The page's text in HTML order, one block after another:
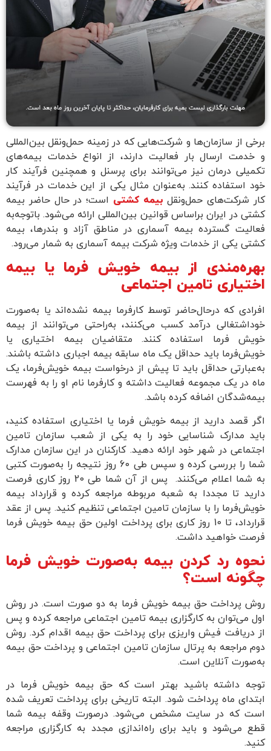
برخی از سازمان‌ها و شرکت‌هایی که در زمینه حمل‌ونقل بین‌المللی
و خدمت ارسال بار فعالیت دارند، از انواع خدمات بیمه‌های
تکمیلی درمان نیز می‌توانند برای پرسنل و همچنین فرآیند کار
خود استفاده کنند. به‌عنوان مثال یکی از این خدمات در فرآیند
کار شرکت‌های حمل‌و‌نقل بیمه کشتی است؛ در حال حاضر بیمه
کشتی در ایران براساس قوانین بین‌المللی ارائه می‌شود. با‌توجه‌به
فعالیت گسترده بیمه آسماری در مناطق آزاد و بندرها، بیمه
کشتی یکی از خدمات ویژه شرکت بیمه آسماری به شمار می‌رود.
بهره‌مندی از بیمه خویش فرما یا بیمه
اختیاری تامین اجتماعی
افرادی که درحال‌حاضر توسط کارفرما بیمه نشده‌اند یا به‌صورت
خوداشتغالی درآمد کسب می‌کنند، به‌راحتی می‌توانند از بیمه
خویش فرما استفاده کنند. متقاضیان بیمه اختیاری یا
خویش‌فرما باید حداقل یک ماه سابقه بیمه اجباری داشته باشند.
به‌عبارتی حداقل باید تا پیش از درخواست بیمه خویش‌فرما، یک
ماه در یک مجموعه فعالیت داشته و کارفرما نام او را به فهرست
بیمه‌شدگان اضافه کرده باشد.
اگر قصد دارید از بیمه خویش فرما یا اختیاری استفاده کنید،
باید مدارک شناسایی خود را به یکی از شعب سازمان تامین
اجتماعی در شهر خود ارائه دهید. کارکنان در این سازمان مدارک
شما را بررسی کرده و سپس طی 60 روز نتیجه را به‌صورت کتبی
به شما اعلام می‌کنند. پس از آن شما طی 20 روز کاری فرصت
دارید تا مجددا به شعبه مربوطه مراجعه کرده و قرارداد بیمه
خویش‌فرما را با سازمان تامین اجتماعی تنظیم کنید. پس از عقد
قرارداد، تا 10 روز کاری برای پرداخت اولین حق بیمه خویش فرما
فرصت خواهید داشت.
نحوه رد کردن بیمه به‌صورت خویش فرما
چگونه است؟
روش پرداخت حق بیمه خویش فرما به دو صورت است. در روش
اول می‌توان به کارگزاری بیمه تامین اجتماعی مراجعه کرده و پس
از دریافت فیش واریزی برای پرداخت حق بیمه اقدام کرد. روش
دوم مراجعه به پرتال سازمان تامین اجتماعی و پرداخت حق بیمه
به‌صورت آنلاین است.
توجه داشته باشید بهتر است که حق بیمه خویش فرما در
ابتدای ماه پرداخت شود. البته تاریخی برای پرداخت تعریف شده
است که در سایت مشخص می‌شود. در‌صورت وقفه بیمه شما
قطع می‌شود و باید برای راه‌اندازی مجدد به کارگزاری مراجعه
کنید.